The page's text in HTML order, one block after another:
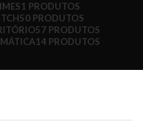
1 PRODUTOS
50 PRODUTOS
57 PRODUTOS
14 PRODUTOS